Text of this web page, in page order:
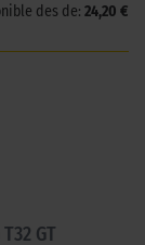
des de: 24,20 €
GT